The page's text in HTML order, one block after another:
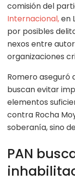
comisión del
Internacional,en
por posibles
nexos entre
organizaciones
Romero aseguró
buscan evitar
elementos
contra Rocha
soberanía, sino
PAN